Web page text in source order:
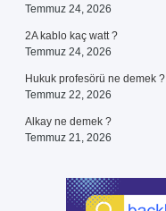
Temmuz 24, 2026
2A kablo kaç watt ?
Temmuz 24, 2026
Hukuk profesörü ne demek ?
Temmuz 22, 2026
Alkay ne demek ?
Temmuz 21, 2026